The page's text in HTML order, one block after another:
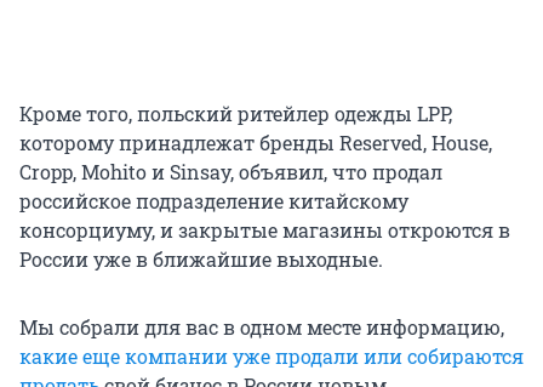
Кроме того, польский ритейлер одежды LPP,
которому принадлежат бренды Reserved, House,
Cropp, Mohito и Sinsay, объявил, что продал
российское подразделение китайскому
консорциуму, и закрытые магазины откроются в
России уже в ближайшие выходные.
Мы собрали для вас в одном месте информацию,
какие еще компании уже продали или собираются